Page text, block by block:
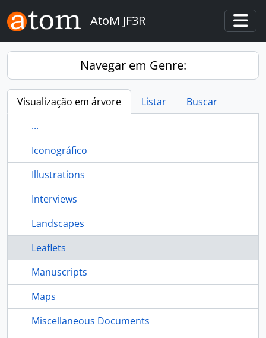
Skip to main content
AtoM JF3R
Navegar em Genre:
Visualização em árvore Listar
Buscar
...
Iconográfico
Illustrations
Interviews
Landscapes
Leaflets
Manuscripts
Maps
Miscellaneous Documents